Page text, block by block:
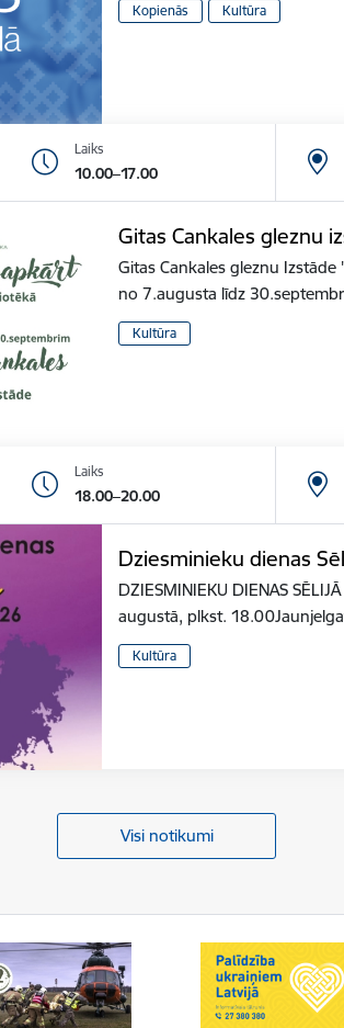
Kopienās Kultūra
Laiks
10.00–17.00
Gitas Cankales gleznu
Gitas Cankales gleznu
no 7.augusta līdz
Kultūra
Laiks
18.00–20.00
Dziesminieku dienas
DZIESMINIEKU DIENAS
augustā, plkst.
Kultūra
Visi notikumi